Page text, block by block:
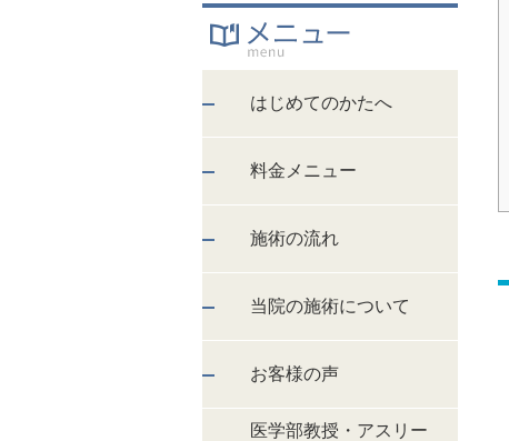
はじめてのかたへ
料金メニュー
施術の流れ
当院の施術について
お客様の声
医学部教授・アスリー